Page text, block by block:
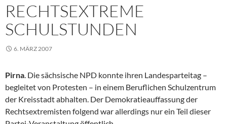
RECHTSEXTREME
SCHULSTUNDEN
6. MÄRZ 2007
Pirna. Die sächsische NPD konnte ihren Landesparteitag –
begleitet von Protesten – in einem Beruflichen Schulzentrum
der Kreisstadt abhalten. Der Demokratieauffassung der
Rechtsextremisten folgend war allerdings nur ein Teil dieser